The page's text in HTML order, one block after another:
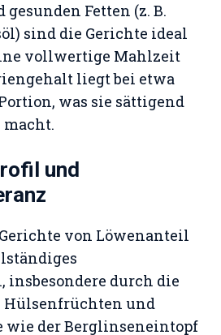
gesunden Fetten (z. B.
sind die Gerichte ideal
vollwertige Mahlzeit
liegt bei etwa
was sie sättigend
und
von Löwenanteil
insbesondere durch die
Hülsenfrüchten und
wie der Berglinseneintopf